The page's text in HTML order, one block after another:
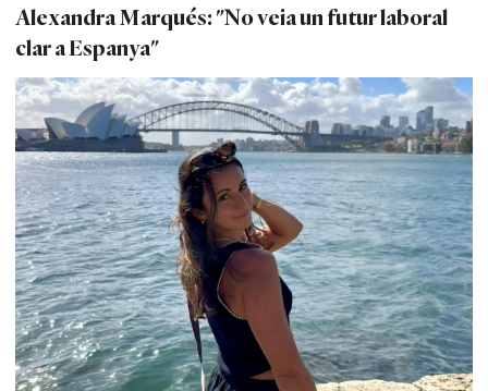
Alexandra Marqués: "No veia un futur laboral
clar a Espanya"